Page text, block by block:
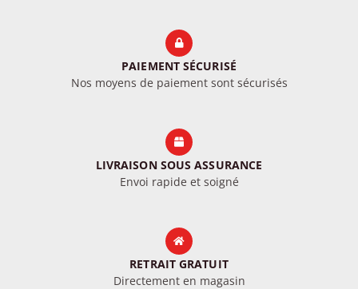
PAIEMENT SÉCURISÉ
Nos moyens de paiement sont sécurisés
LIVRAISON SOUS ASSURANCE
Envoi rapide et soigné
RETRAIT GRATUIT
Directement en magasin